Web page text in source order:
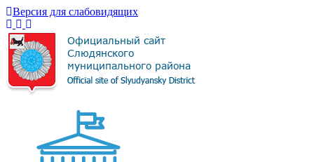
Версия для слабовидящих